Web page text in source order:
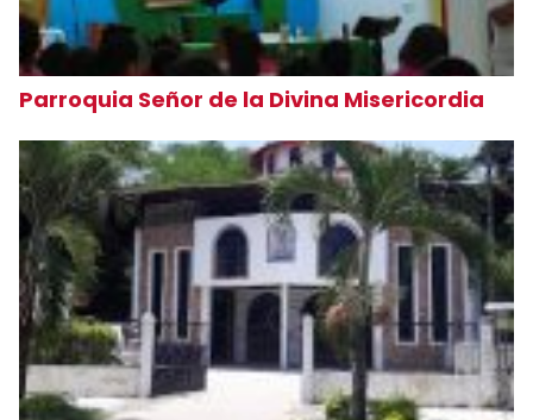
Parroquia Señor de la Divina Misericordia